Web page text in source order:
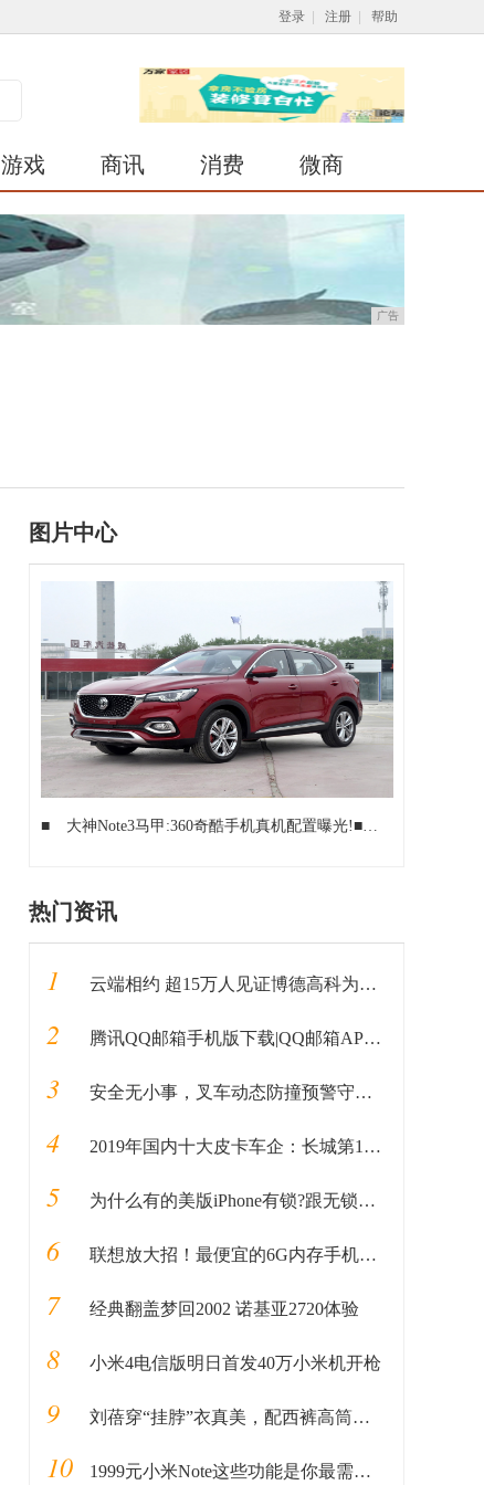
登录 注册 帮助
游戏 商讯 消费 微商
广告
图片中心
■ 大神Note3马甲:360奇酷手机真机配置曝光!■
热门资讯
1 云端相约 超15万人见证博德高科为客户创造价值
2 腾讯QQ邮箱手机版下载|QQ邮箱APP V5.7.3 安卓最新版 下载_当下软件园
3 安全无小事，叉车动态防撞预警守护人车安全
4 2019年国内十大皮卡车企：长城第1，黄海第5，中兴第8，大乘第10
5 为什么有的美版iPhone有锁?跟无锁有什么区别
6 联想放大招！最便宜的6G内存手机，4050mAh大电池售价1098!
7 经典翻盖梦回2002 诺基亚2720体验
8 小米4电信版明日首发40万小米机开枪
9 刘蓓穿“挂脖”衣真美，配西裤高筒靴气质出挑，一头卷毛更加迷人
10 1999元小米Note这些功能是你最需要关注的